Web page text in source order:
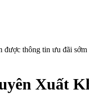
được thông tin ưu đãi sớm
Xuất